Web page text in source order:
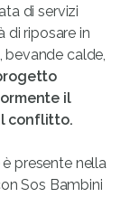
di servizi
di riposare in
bevande calde,
il
conflitto.
è presente nella
Sos Bambini